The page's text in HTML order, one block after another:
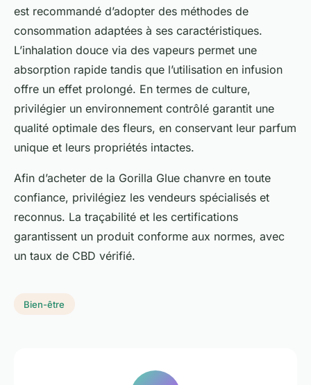
est recommandé d’adopter des méthodes de
consommation adaptées à ses caractéristiques.
L’inhalation douce via des vapeurs permet une
absorption rapide tandis que l’utilisation en infusion
offre un effet prolongé. En termes de culture,
privilégier un environnement contrôlé garantit une
qualité optimale des fleurs, en conservant leur parfum
unique et leurs propriétés intactes.
Afin d’acheter de la Gorilla Glue chanvre en toute
confiance, privilégiez les vendeurs spécialisés et
reconnus. La traçabilité et les certifications
garantissent un produit conforme aux normes, avec
un taux de CBD vérifié.
Bien-être